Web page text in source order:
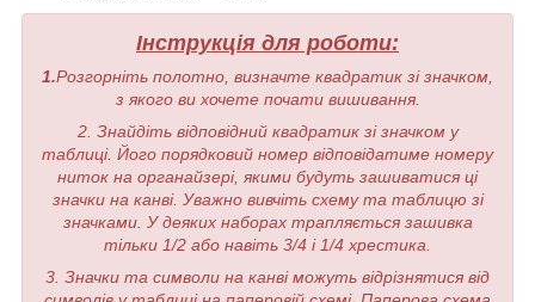
Інструкція для роботи:
1.Розгорніть полотно, визначте квадратик зі значком,
з якого ви хочете почати вишивання.
2. Знайдіть відповідний квадратик зі значком у
таблиці. Його порядковий номер відповідатиме номеру
ниток на органайзері, якими будуть зашиватися ці
значки на канві. Уважно вивчіть схему та таблицю зі
значками. У деяких наборах трапляється зашивка
тільки 1/2 або навіть 3/4 і 1/4 хрестика.
3. Значки та символи на канві можуть відрізнятися від